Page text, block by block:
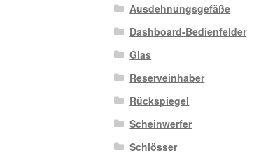
Ausdehnungsgefäße
Dashboard-Bedienfelder
Glas
Reserveinhaber
Rückspiegel
Scheinwerfer
Schlösser